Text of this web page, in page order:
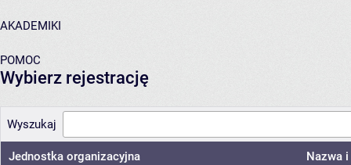
AKADEMIKI
POMOC
Wybierz rejestrację
Wyszukaj
Jednostka organizacyjna Nazwa